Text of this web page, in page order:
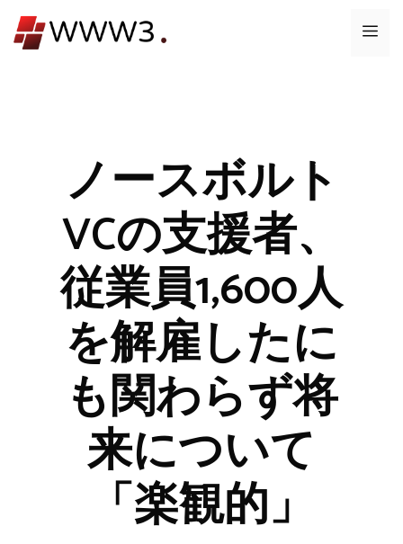
ン
メ
ノースボルト
VCの支援者、
従業員1,600人
を解雇したに
も関わらず将
来について
「楽観的」